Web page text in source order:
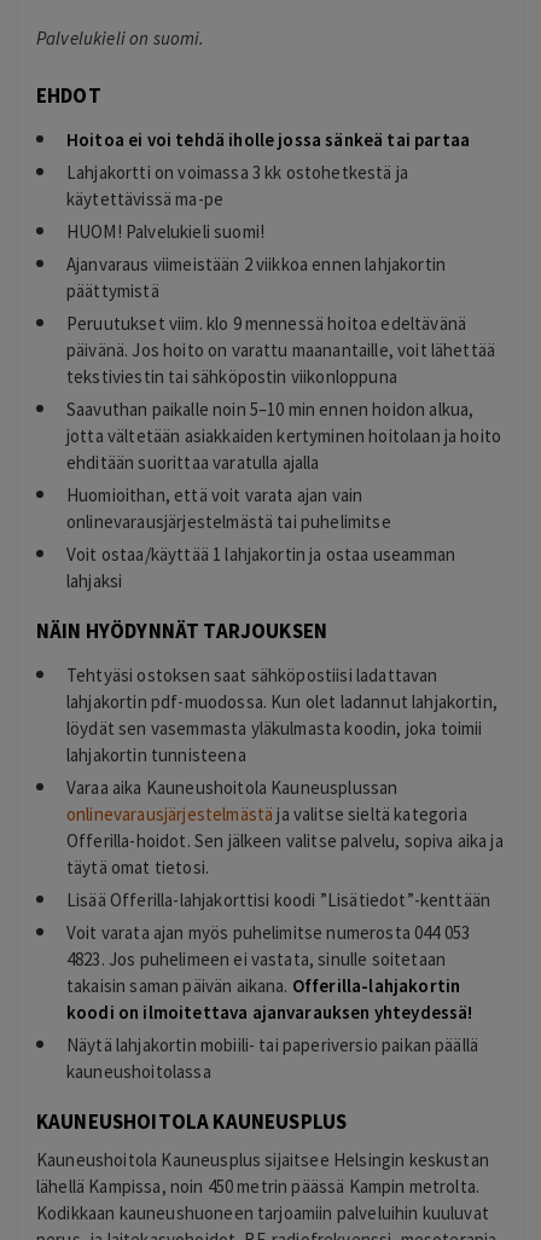
Palvelukieli on suomi.
EHDOT
Hoitoa ei voi tehdä iholle jossa sänkeä tai partaa
Lahjakortti on voimassa 3 kk ostohetkestä ja
käytettävissä ma-pe
HUOM! Palvelukieli suomi!
Ajanvaraus viimeistään 2 viikkoa ennen lahjakortin
päättymistä
Peruutukset viim. klo 9 mennessä hoitoa edeltävänä
päivänä. Jos hoito on varattu maanantaille, voit lähettää
tekstiviestin tai sähköpostin viikonloppuna
Saavuthan paikalle noin 5–10 min ennen hoidon alkua,
jotta vältetään asiakkaiden kertyminen hoitolaan ja hoito
ehditään suorittaa varatulla ajalla
Huomioithan, että voit varata ajan vain
onlinevarausjärjestelmästä tai puhelimitse
Voit ostaa/käyttää 1 lahjakortin ja ostaa useamman
lahjaksi
NÄIN HYÖDYNNÄT TARJOUKSEN
Tehtyäsi ostoksen saat sähköpostiisi ladattavan
lahjakortin pdf-muodossa. Kun olet ladannut lahjakortin,
löydät sen vasemmasta yläkulmasta koodin, joka toimii
lahjakortin tunnisteena
Varaa aika Kauneushoitola Kauneusplussan
onlinevarausjärjestelmästä ja valitse sieltä kategoria
Offerilla-hoidot. Sen jälkeen valitse palvelu, sopiva aika ja
täytä omat tietosi.
Lisää Offerilla-lahjakorttisi koodi ”Lisätiedot”-kenttään
Voit varata ajan myös puhelimitse numerosta 044 053
4823. Jos puhelimeen ei vastata, sinulle soitetaan
takaisin saman päivän aikana. Offerilla-lahjakortin
koodi on ilmoitettava ajanvarauksen yhteydessä!
Näytä lahjakortin mobiili- tai paperiversio paikan päällä
kauneushoitolassa
KAUNEUSHOITOLA KAUNEUSPLUS
Kauneushoitola Kauneusplus sijaitsee Helsingin keskustan
lähellä Kampissa, noin 450 metrin päässä Kampin metrolta.
Kodikkaan kauneushuoneen tarjoamiin palveluihin kuuluvat